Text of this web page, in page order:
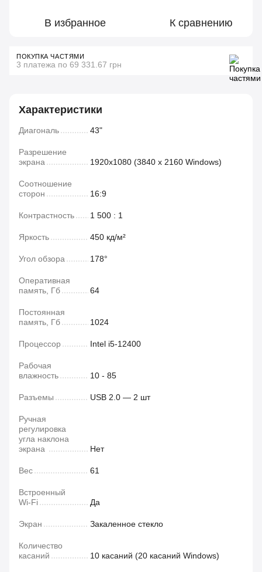
В избранное К сравнению
ПОКУПКА ЧАСТЯМИ
3 платежа по 69 331.67 грн
Характеристики
Диагональ 43"
Разрешение
экрана
1920x1080 (3840 х 2160 Windows)
Соотношение
сторон
16:9
Контрастность 1 500 : 1
Яркость 450 кд/м²
Угол обзора 178°
Оперативная
память, Гб
64
Постоянная
память, Гб
1024
Процессор Intel і5-12400
Рабочая
влажность
10 - 85
Разъемы USB 2.0 — 2 шт
Ручная
регулировка
угла наклона
экрана
Нет
Вес 61
Встроенный
Wi-Fi
Да
Экран Закаленное стекло
Количество
касаний
10 касаний (20 касаний Windows)